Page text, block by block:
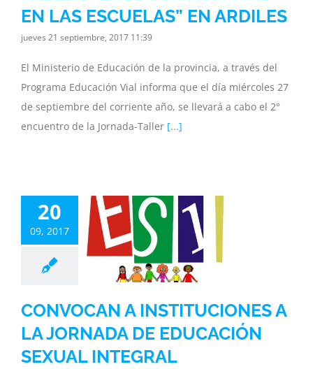
EN LAS ESCUELAS” EN ARDILES
jueves 21 septiembre, 2017 11:39
El Ministerio de Educación de la provincia, a través del
Programa Educación Vial informa que el día miércoles 27
de septiembre del corriente año, se llevará a cabo el 2°
encuentro de la Jornada-Taller [...]
20
09, 2017
A
DE
Noticias
Subsecretaria
CONVOCAN A INSTITUCIONES A
LA JORNADA DE EDUCACIÓN
SEXUAL INTEGRAL